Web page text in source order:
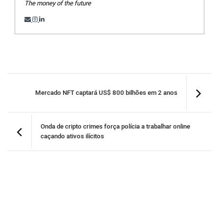
The money of the future
Mercado NFT captará US$ 800 bilhões em 2 anos
Onda de cripto crimes força polícia a trabalhar online
caçando ativos ilícitos